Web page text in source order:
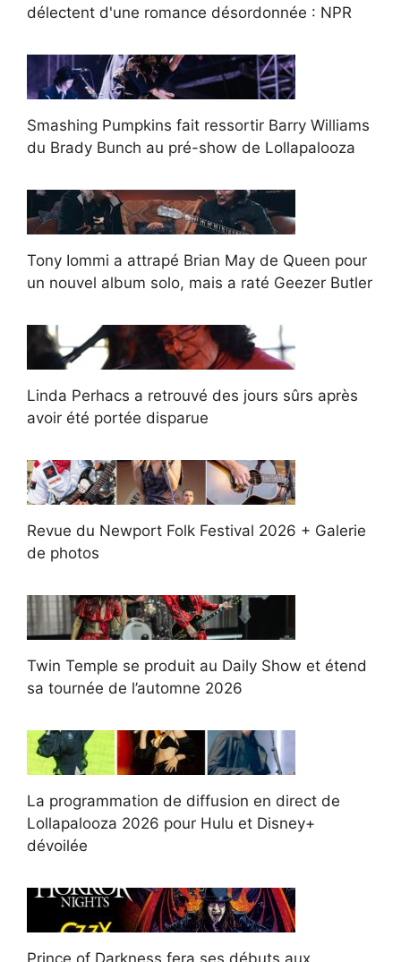
délectent d'une romance désordonnée : NPR
Smashing Pumpkins fait ressortir Barry Williams
du Brady Bunch au pré-show de Lollapalooza
Tony Iommi a attrapé Brian May de Queen pour
un nouvel album solo, mais a raté Geezer Butler
Linda Perhacs a retrouvé des jours sûrs après
avoir été portée disparue
Revue du Newport Folk Festival 2026 + Galerie
de photos
Twin Temple se produit au Daily Show et étend
sa tournée de l’automne 2026
La programmation de diffusion en direct de
Lollapalooza 2026 pour Hulu et Disney+
dévoilée
Prince of Darkness fera ses débuts aux